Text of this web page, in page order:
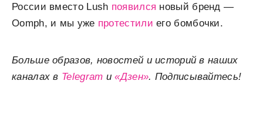
России вместо Lush появился новый бренд —
Oomph, и мы уже протестилиего бомбочки.
Больше образов, новостей и историй в наших
каналах в Telegram и«Дзен». Подписывайтесь!